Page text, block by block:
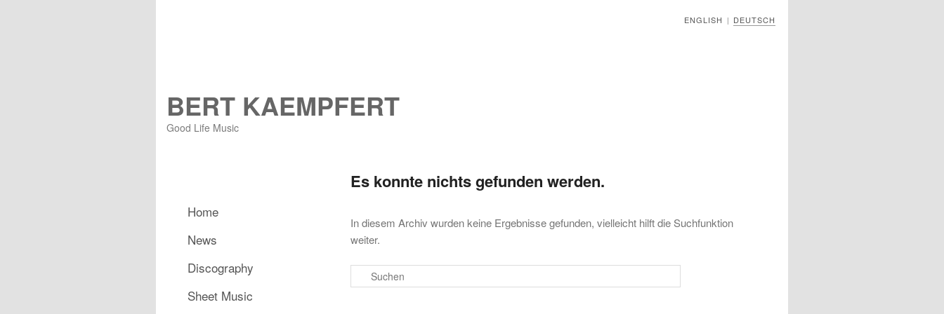
ENGLISH | DEUTSCH
BERT KAEMPFERT
Good Life Music
Es konnte nichts gefunden werden.
In diesem Archiv wurden keine Ergebnisse gefunden, vielleicht hilft die Suchfunktion
weiter.
Suchen
HauptmenüZum primären Inhalt springen
Zum sekundären Inhalt springen
Home
News
Discography
Sheet Music